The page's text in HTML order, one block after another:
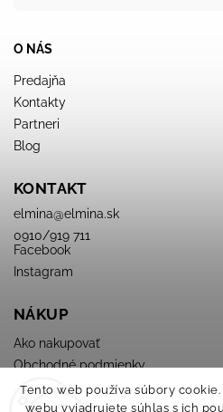
Tento web používa súbory
webu vyjadrujete súhlas s ich
O NÁS
Predajňa
Kontakty
Partneri
Blog
KONTAKT
elmina@elmina.sk
0910/919 711
Facebook
Instagram
NÁKUP
Ako nakupovať
Obchodné podmienky
Podmienky ochrany osobných